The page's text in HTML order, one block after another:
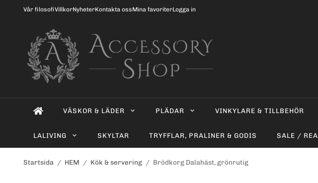
Vår filosofiVillkorNyheterKontakta ossMina favoriterLogga in
VÄSKOR & LÄDER PLÄDAR VINKYLARE & TILLBEHÖR
LALIVING SKYLTAR TRYFFLAR, PRALINER & GODIS SALE / REA
Startsida / HEM / Kök & servering / Brödkorg Dalahäst, grönrutig